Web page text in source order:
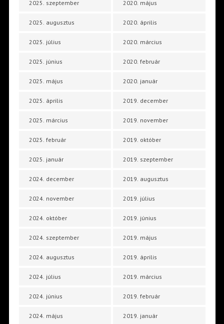
2025. szeptember
2025. augusztus
2025. július
2025. június
2025. május
2025. április
2025. március
2025. február
2025. január
2024. december
2024. november
2024. október
2024. szeptember
2024. augusztus
2024. július
2024. június
2024. május
2020. május
2020. április
2020. március
2020. február
2020. január
2019. december
2019. november
2019. október
2019. szeptember
2019. augusztus
2019. július
2019. június
2019. május
2019. április
2019. március
2019. február
2019. január